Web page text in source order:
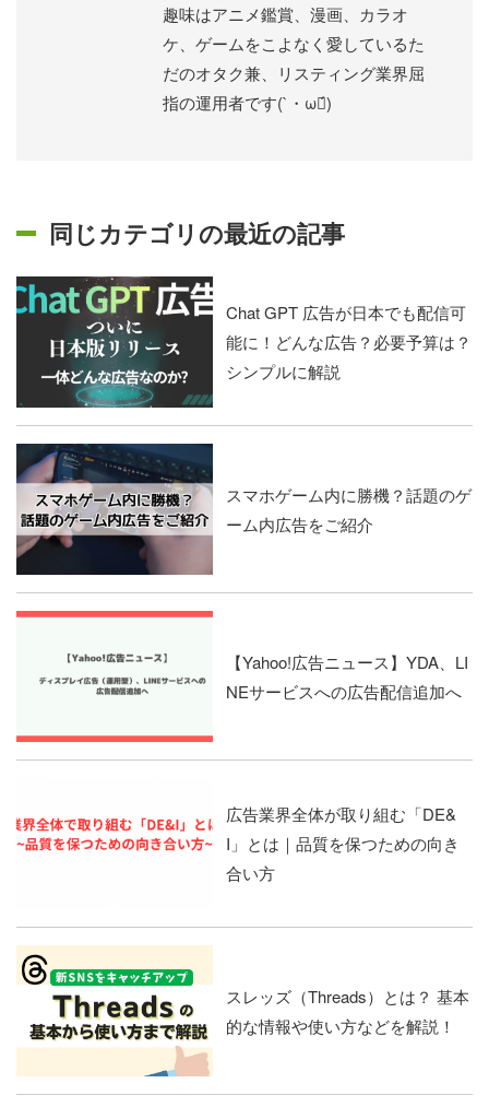
趣味はアニメ鑑賞、漫画、カラオ
ケ、ゲームをこよなく愛しているた
だのオタク兼、リスティング業界屈
指の運用者です(`・ω・́)ゝ
同じカテゴリの最近の記事
Chat GPT 広告が日本でも配信可
能に！どんな広告？必要予算は？
シンプルに解説
スマホゲーム内に勝機？話題のゲ
ーム内広告をご紹介
【Yahoo!広告ニュース】YDA、LI
NEサービスへの広告配信追加へ
広告業界全体が取り組む「DE&
I」とは｜品質を保つための向き
合い方
スレッズ（Threads）とは？ 基本
的な情報や使い方などを解説！